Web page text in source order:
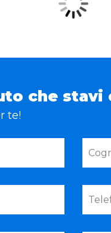
che stavi
te!